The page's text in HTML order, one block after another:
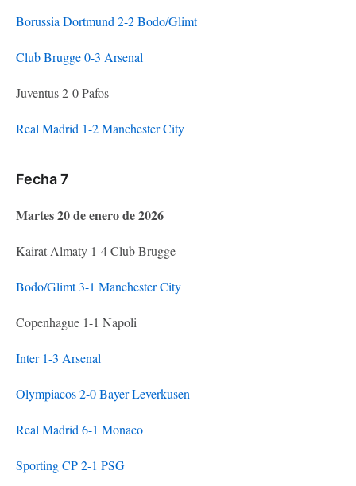
Borussia Dortmund 2-2 Bodo/Glimt
Club Brugge 0-3 Arsenal
Juventus 2-0 Pafos
Real Madrid 1-2 Manchester City
Fecha 7
Martes 20 de enero de 2026
Kairat Almaty 1-4 Club Brugge
Bodo/Glimt 3-1 Manchester City
Copenhague 1-1 Napoli
Inter 1-3 Arsenal
Olympiacos 2-0 Bayer Leverkusen
Real Madrid 6-1 Monaco
Sporting CP 2-1 PSG